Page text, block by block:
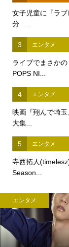
女子児童に『ラ
分 ...
3 エンタメ
ライブでまさか
POPS NI...
4 エンタメ
映画『翔んで埼
大集...
5 エンタメ
寺西拓人
Season...
エンタメ